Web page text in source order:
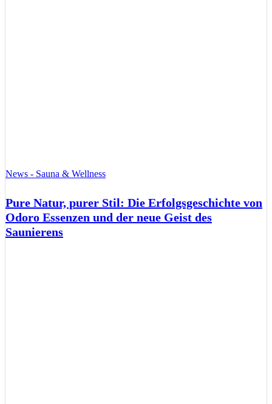
News - Sauna & Wellness
Pure Natur, purer Stil: Die Erfolgsgeschichte von
Odoro Essenzen und der neue Geist des
Saunierens